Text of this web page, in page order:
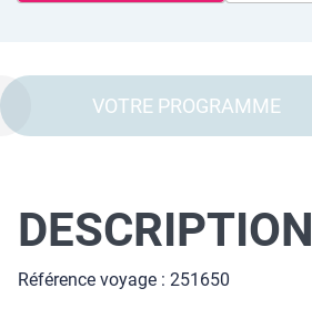
VOTRE PROGRAMME
DESCRIPTION
Référence voyage : 251650